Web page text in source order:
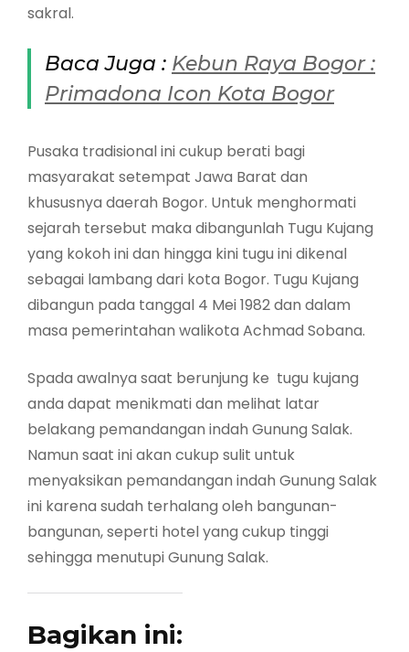
sakral.
Baca Juga : Kebun Raya Bogor :
Primadona Icon Kota Bogor
Pusaka tradisional ini cukup berati bagi
masyarakat setempat Jawa Barat dan
khususnya daerah Bogor. Untuk menghormati
sejarah tersebut maka dibangunlah Tugu Kujang
yang kokoh ini dan hingga kini tugu ini dikenal
sebagai lambang dari kota Bogor. Tugu Kujang
dibangun pada tanggal 4 Mei 1982 dan dalam
masa pemerintahan walikota Achmad Sobana.
Spada awalnya saat berunjung ke tugu kujang
anda dapat menikmati dan melihat latar
belakang pemandangan indah Gunung Salak.
Namun saat ini akan cukup sulit untuk
menyaksikan pemandangan indah Gunung Salak
ini karena sudah terhalang oleh bangunan-
bangunan, seperti hotel yang cukup tinggi
sehingga menutupi Gunung Salak.
Bagikan ini: